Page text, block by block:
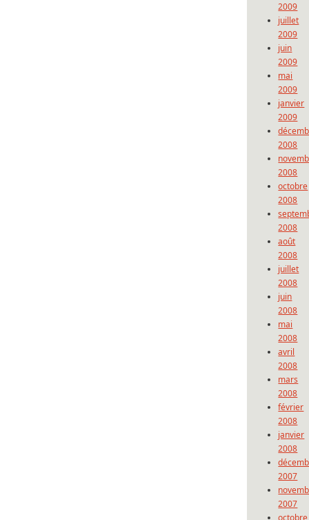
2009
juillet
2009
juin
2009
mai
2009
janvier
2009
2008
2008
octobre
2008
2008
août
2008
juillet
2008
juin
2008
mai
2008
avril
2008
mars
2008
février
2008
janvier
2008
2007
2007